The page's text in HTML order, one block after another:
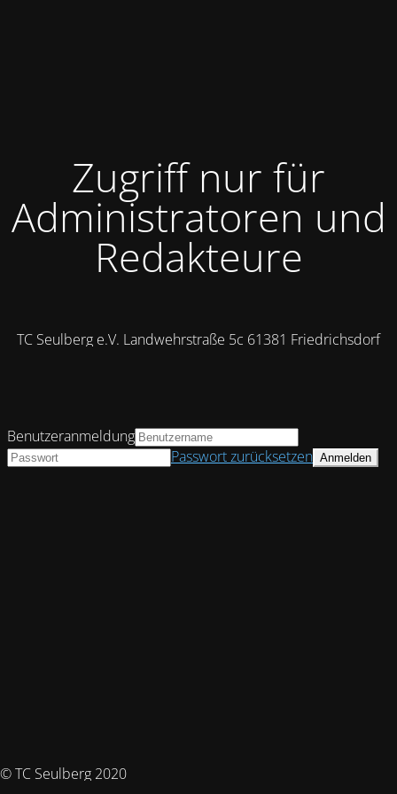
Zugriff nur für
Administratoren und
Redakteure
TC Seulberg e.V. Landwehrstraße 5c 61381 Friedrichsdorf
© TC Seulberg 2020
Benutzeranmeldung
Passwort zurücksetzen